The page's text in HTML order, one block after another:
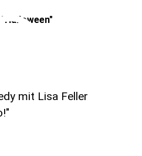
mit Lisa Feller